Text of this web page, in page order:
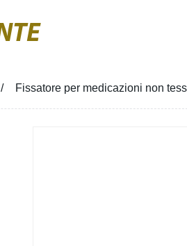
Fissatore per medicazioni non